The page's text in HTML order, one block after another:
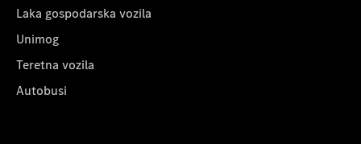
Laka gospodarska vozila
Unimog
Teretna vozila
Autobusi